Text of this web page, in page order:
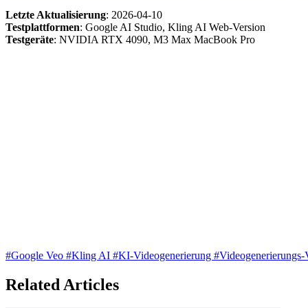
Letzte Aktualisierung: 2026-04-10
Testplattformen: Google AI Studio, Kling AI Web-Version
Testgeräte: NVIDIA RTX 4090, M3 Max MacBook Pro
#Google Veo #Kling AI #KI-Videogenerierung #Videogenerierungs-
Related Articles